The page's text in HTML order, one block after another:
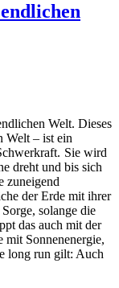
Welt. Dieses
Welt – ist ein
Sie wird
dreht und bis sich
zuneigend
der Erde mit ihrer
solange die
das auch mit der
mit Sonnenenergie,
long run gilt: Auch